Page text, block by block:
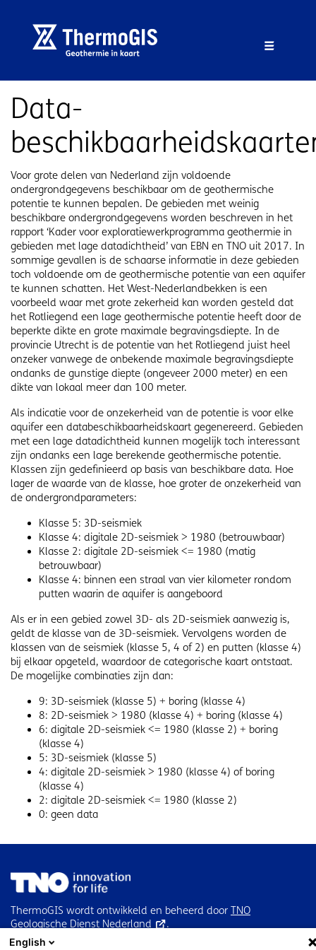
Data-
Voor grote delen van Nederland zijn voldoende
ondergrondgegevens beschikbaar om de geothermische
potentie te kunnen bepalen. De gebieden met weinig
beschikbare ondergrondgegevens worden beschreven in het
rapport ‘Kader voor exploratiewerkprogramma geothermie in
gebieden met lage datadichtheid’ van EBN en TNO uit 2017. In
sommige gevallen is de schaarse informatie in deze gebieden
toch voldoende om de geothermische potentie van een aquifer
te kunnen schatten. Het West-Nederlandbekken is een
voorbeeld waar met grote zekerheid kan worden gesteld dat
het Rotliegend een lage geothermische potentie heeft door de
beperkte dikte en grote maximale begravingsdiepte. In de
provincie Utrecht is de potentie van het Rotliegend juist heel
onzeker vanwege de onbekende maximale begravingsdiepte
ondanks de gunstige diepte (ongeveer 2000 meter) en een
dikte van lokaal meer dan 100 meter.
Als indicatie voor de onzekerheid van de potentie is voor elke
aquifer een databeschikbaarheidskaart gegenereerd. Gebieden
met een lage datadichtheid kunnen mogelijk toch interessant
zijn ondanks een lage berekende geothermische potentie.
Klassen zijn gedefinieerd op basis van beschikbare data. Hoe
lager de waarde van de klasse, hoe groter de onzekerheid van
de ondergrondparameters:
Klasse 5: 3D-seismiek
Klasse 4: digitale 2D-seismiek > 1980 (betrouwbaar)
Klasse 2: digitale 2D-seismiek <= 1980 (matig
betrouwbaar)
Klasse 4: binnen een straal van vier kilometer rondom
putten waarin de aquifer is aangeboord
Als er in een gebied zowel 3D- als 2D-seismiek aanwezig is,
geldt de klasse van de 3D-seismiek. Vervolgens worden de
klassen van de seismiek (klasse 5, 4 of 2) en putten (klasse 4)
bij elkaar opgeteld, waardoor de categorische kaart ontstaat.
De mogelijke combinaties zijn dan:
9: 3D-seismiek (klasse 5) + boring (klasse 4)
8: 2D-seismiek > 1980 (klasse 4) + boring (klasse 4)
6: digitale 2D-seismiek <= 1980 (klasse 2) + boring
(klasse 4)
5: 3D-seismiek (klasse 5)
4: digitale 2D-seismiek > 1980 (klasse 4) of boring
(klasse 4)
2: digitale 2D-seismiek <= 1980 (klasse 2)
0: geen data
ThermoGIS wordt ontwikkeld en beheerd door TNO
Geologische Dienst Nederland
.
English